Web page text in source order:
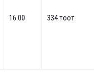
16.00 334 тоот